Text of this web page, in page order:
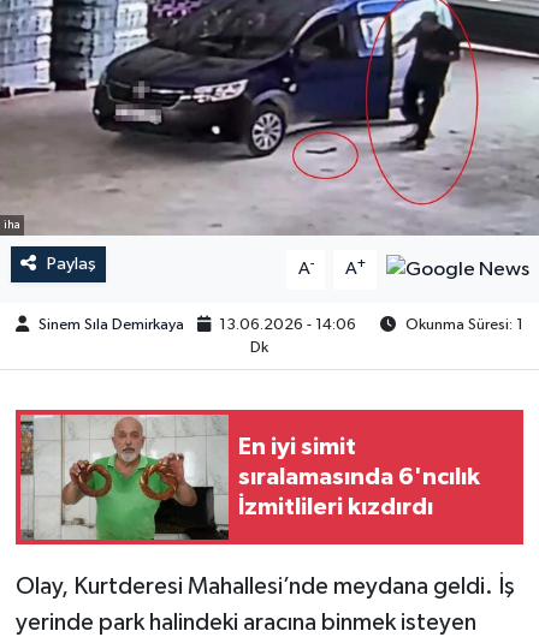
iha
Paylaş A- A+
Sinem Sıla Demirkaya 13.06.2026 - 14:06
Okunma Süresi: 1
Dk
En iyi simit
sıralamasında 6'ncılık
İzmitlileri kızdırdı
Olay, Kurtderesi Mahallesi’nde meydana geldi. İş
yerinde park halindeki aracına binmek isteyen